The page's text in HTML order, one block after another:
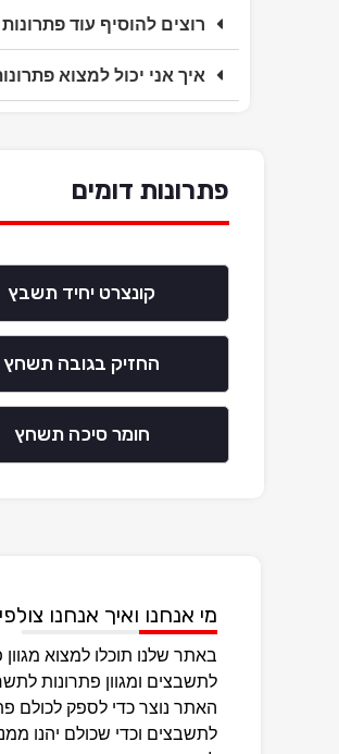
רוצים להוסיף עוד
איך אני יכול למצוא
פתרונות דומים
קונצרט יחיד תשבץ
החזיק בגובה תשחץ
חומר סיכה תשחץ
מי אנחנו ואיך אנחנו
באתר שלנו תוכלו למצוא מגוון
לתשבצים ומגוון פתרונות
האתר נוצר כדי לספק לכולם
לתשבצים וכדי שכולם יהנו